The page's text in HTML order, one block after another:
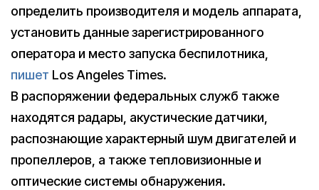
определить производителя и модель аппарата,
установить данные зарегистрированного
оператора и место запуска беспилотника,
пишет Los Angeles Times.
В распоряжении федеральных служб также
находятся радары, акустические датчики,
распознающие характерный шум двигателей и
пропеллеров, а также тепловизионные и
оптические системы обнаружения.